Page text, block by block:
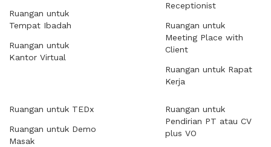
Ruangan untuk
Tempat Ibadah
Ruangan untuk
Kantor Virtual
Receptionist
Ruangan untuk
Meeting Place with
Client
Ruangan untuk Rapat
Kerja
Ruangan untuk TEDx
Ruangan untuk Demo
Masak
Ruangan untuk
Pendirian PT atau CV
plus VO